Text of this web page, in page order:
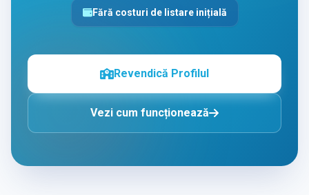
Fără costuri de listare inițială
Revendică Profilul
Vezi cum funcționează